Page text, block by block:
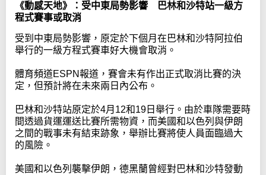
《動感天地》：受中東局勢影響 巴林和沙特站一級方
程式賽事或取消
受到中東局勢影響，原定於下個月在巴林和沙特阿拉伯
舉行的一級方程式賽車好大機會取消。
體育頻道ESPN報道，賽會未有作出正式取消比賽的決
定，但預計將在未來兩日內公布。
巴林和沙特站原定於4月12和19日舉行。由於車隊需要時
間透過貨運運送比賽所需物資，而美國和以色列與伊朗
之間的戰事未有結束跡象，舉辦比賽將使人員面臨過大
的風險。
美國和以色列襲擊伊朗，德黑蘭曾經對巴林和沙特發動